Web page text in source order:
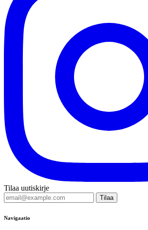
Tilaa uutiskirje
Tilaa
Navigaatio